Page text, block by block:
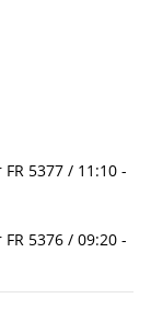
5377 / 11:10 -
5376 / 09:20 -